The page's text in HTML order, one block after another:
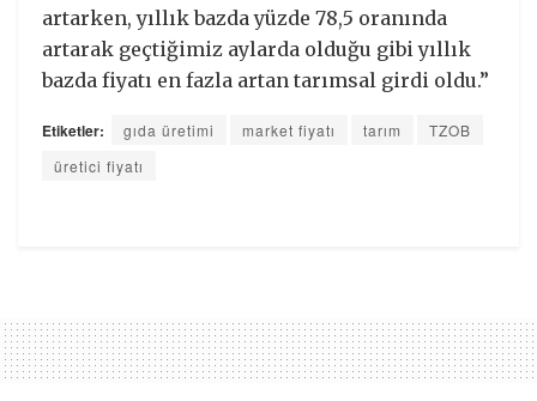
artarken, yıllık bazda yüzde 78,5 oranında
artarak geçtiğimiz aylarda olduğu gibi yıllık
bazda fiyatı en fazla artan tarımsal girdi oldu.”
Etiketler: gıda üretimi market fiyatı tarım
TZOB
üretici fiyatı